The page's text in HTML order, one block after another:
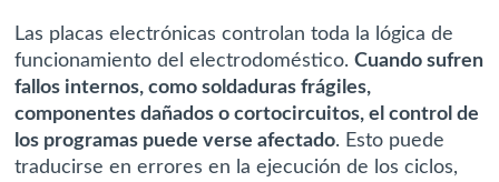
Las placas electrónicas controlan toda la lógica de
funcionamiento del electrodoméstico.Cuando sufren
fallos internos, como soldaduras frágiles,
componentes dañados o cortocircuitos, el control de
los programas puede verse afectado. Esto puede
traducirse en errores en la ejecución de los ciclos,